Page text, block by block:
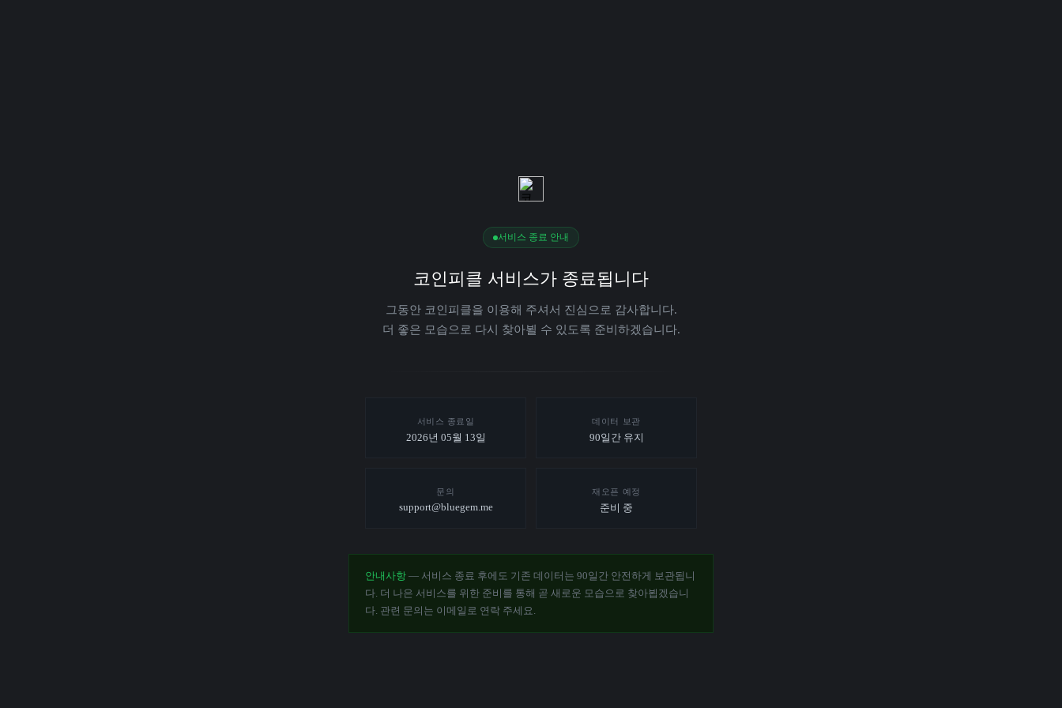
서비스 종료 안내
코인피클 서비스가 종료됩니다
그동안 코인피클을 이용해 주셔서 진심으로 감사합니다.
더 좋은 모습으로 다시 찾아뵐 수 있도록 준비하겠습니다.
서비스 종료일
2026년 05월 13일
데이터 보관
90일간 유지
문의
support@bluegem.me
재오픈 예정
준비 중
안내사항 — 서비스 종료 후에도 기존 데이터는 90일간 안전하게 보관됩니
다. 더 나은 서비스를 위한 준비를 통해 곧 새로운 모습으로 찾아뵙겠습니
다. 관련 문의는 이메일로 연락 주세요.